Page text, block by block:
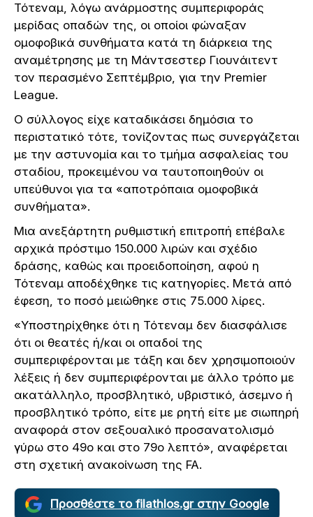
Τότεναμ, λόγω ανάρμοστης συμπεριφοράς
μερίδας οπαδών της, οι οποίοι φώναξαν
ομοφοβικά συνθήματα κατά τη διάρκεια της
αναμέτρησης με τη Μάντσεστερ Γιουνάιτεντ
τον περασμένο Σεπτέμβριο, για την Premier
League.
Ο σύλλογος είχε καταδικάσει δημόσια το
περιστατικό τότε, τονίζοντας πως συνεργάζεται
με την αστυνομία και το τμήμα ασφαλείας του
σταδίου, προκειμένου να ταυτοποιηθούν οι
υπεύθυνοι για τα «αποτρόπαια ομοφοβικά
συνθήματα».
Μια ανεξάρτητη ρυθμιστική επιτροπή επέβαλε
αρχικά πρόστιμο 150.000 λιρών και σχέδιο
δράσης, καθώς και προειδοποίηση, αφού η
Τότεναμ αποδέχθηκε τις κατηγορίες. Μετά από
έφεση, το ποσό μειώθηκε στις 75.000 λίρες.
«Υποστηρίχθηκε ότι η Τότεναμ δεν διασφάλισε
ότι οι θεατές ή/και οι οπαδοί της
συμπεριφέρονται με τάξη και δεν χρησιμοποιούν
λέξεις ή δεν συμπεριφέρονται με άλλο τρόπο με
ακατάλληλο, προσβλητικό, υβριστικό, άσεμνο ή
προσβλητικό τρόπο, είτε με ρητή είτε με σιωπηρή
αναφορά στον σεξουαλικό προσανατολισμό
γύρω στο 49ο και στο 79ο λεπτό», αναφέρεται
στη σχετική ανακοίνωση της FA.
Προσθέστε το filathlos.gr στην Google